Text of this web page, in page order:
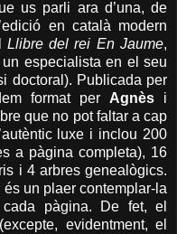
us parli ara d’una, de
en català modern
Llibre del rei En Jaume,
un especialista en el seu
doctoral). Publicada per
format per Agnès i
que no pot faltar a cap
luxe i inclou 200
a pàgina completa), 16
i 4 arbres genealògics.
és un plaer contemplar-la
pàgina. De fet, el
evidentment, el